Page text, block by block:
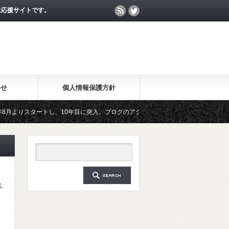
援サイトです。
個人情報保護方針
トし、10年目に突入。ブログのアクセス数が月間25万PV、公開記事数が2000記
メールマガジン「勉強の集中力が10倍アップする秘訣」は、2018年6月に総読